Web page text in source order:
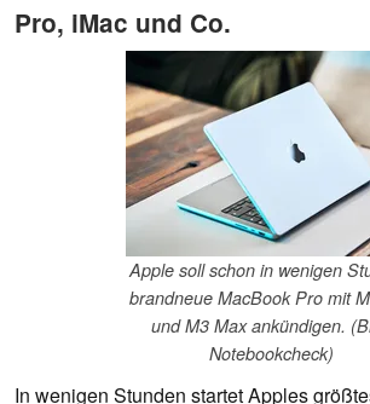
Pro, iMac und Co.
Apple soll schon in wenigen
brandneue MacBook Pro mit
und M3 Max ankündigen.
Notebookcheck)
In wenigen Stunden startet Apples